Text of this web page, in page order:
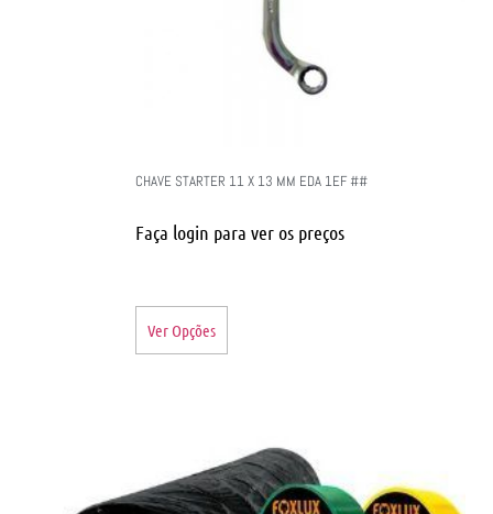
CHAVE STARTER 11 X 13 MM EDA 1EF ##
Faça login para ver os preços
Ver Opções